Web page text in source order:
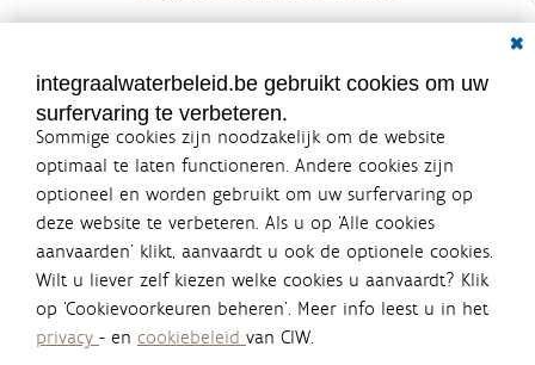
overzicht van alle acties
integraalwaterbeleid.be gebruikt cookies om uw
surfervaring te verbeteren.
Sommige cookies zijn noodzakelijk om de website
optimaal te laten functioneren. Andere cookies zijn
optioneel en worden gebruikt om uw surfervaring op
deze website te verbeteren. Als u op ‘Alle cookies
aanvaarden’ klikt, aanvaardt u ook de optionele cookies.
Wilt u liever zelf kiezen welke cookies u aanvaardt? Klik
op ‘Cookievoorkeuren beheren’. Meer info leest u in het
privacy - en cookiebeleid van CIW.
Integraalwaterbeleid.be is een
officiële website van de Vlaamse
overheid
uitgegeven door Coördinatiecommissie Integraal
Waterbeleid
De Coördinatiecommissie Integraal Waterbeleid (CIW) is een